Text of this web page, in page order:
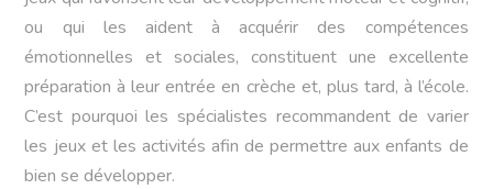
ou qui les aident à acquérir des compétences
émotionnelles et sociales, constituent une excellente
préparation à leur entrée en crèche et, plus tard, à l’école.
C’est pourquoi les spécialistes recommandent de varier
les jeux et les activités afin de permettre aux enfants de
bien se développer.